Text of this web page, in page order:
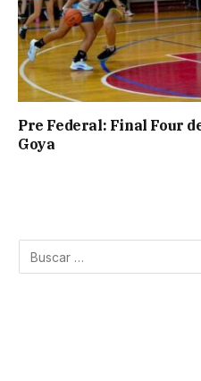
Pre Federal: Final Four
Goya